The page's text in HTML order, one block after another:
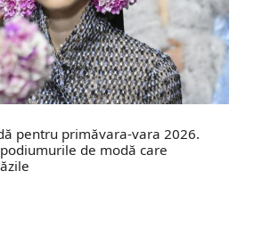
pentru primăvara-vara 2026.
de modă care